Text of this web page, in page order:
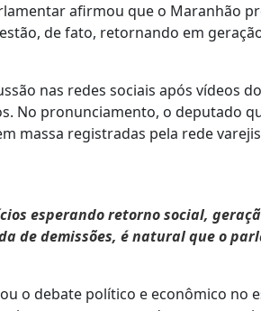
afirmou que o Maranhão
de fato, retornando em
nas redes sociais após vídeos
No pronunciamento, o deputado
massa registradas pela rede
esperando retorno social,
de demissões, é natural que o
o debate político e econômico no